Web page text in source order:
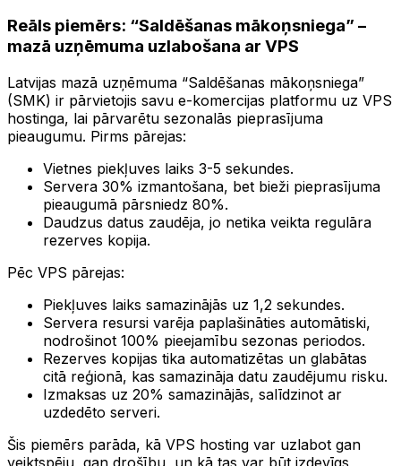
Reāls piemērs: “Saldēšanas mākoņsniega” –
mazā uzņēmuma uzlabošana ar VPS
Latvijas mazā uzņēmuma “Saldēšanas mākoņsniega”
(SMK) ir pārvietojis savu e-komercijas platformu uz VPS
hostinga, lai pārvarētu sezonalās pieprasījuma
pieaugumu. Pirms pārejas:
Vietnes piekļuves laiks 3-5 sekundes.
Servera 30% izmantošana, bet bieži pieprasījuma
pieaugumā pārsniedz 80%.
Daudzus datus zaudēja, jo netika veikta regulāra
rezerves kopija.
Pēc VPS pārejas:
Piekļuves laiks samazinājās uz 1,2 sekundes.
Servera resursi varēja paplašināties automātiski,
nodrošinot 100% pieejamību sezonas periodos.
Rezerves kopijas tika automatizētas un glabātas
citā reģionā, kas samazināja datu zaudējumu risku.
Izmaksas uz 20% samazinājās, salīdzinot ar
uzdedēto serveri.
Šis piemērs parāda, kā VPS hosting var uzlabot gan
veiktspēju, gan drošību, un kā tas var būt izdevīgs